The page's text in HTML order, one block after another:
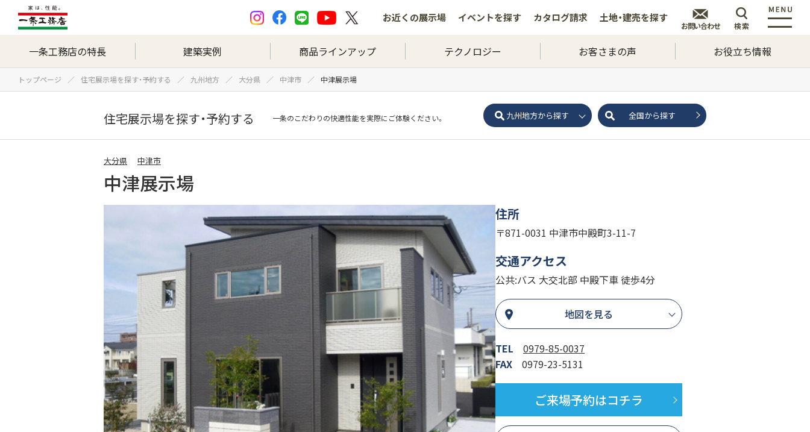
お近くの展示場 イベントを探す カタログ請求 土地・建売を探す
お問い合わせ 検索
一条工務店の特長 建築実例 商品ラインアップ テクノロジー お客さまの声 お役立ち情報
トップページ 住宅展示場を探す・予約する 九州地方 大分県 中津市 中津展示場
住宅展示場を探す・予約する 一条のこだわりの快適性能を実際にご体験ください。 九州地方から探す 全国から探す
大分県 中津市
中津展示場
住所
〒871-0031 中津市中殿町3-11-7
交通アクセス
公共:バス 大交北部 中殿下車 徒歩4分
地図を見る
TEL 0979-85-0037
FAX 0979-23-5131
ご来場予約はコチラ